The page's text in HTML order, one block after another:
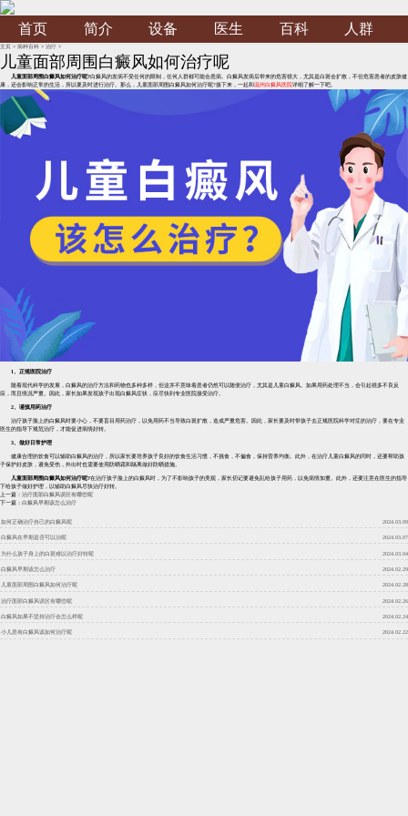
首页 简介 设备 医生 百科 人群
主页 > 病种百科 > 治疗 >
儿童面部周围白癜风如何治疗呢
儿童面部周围白癜风如何治疗呢?白癜风的发病不受任何的限制，任何人群都可能会患病。白癜风发病后带来的危害很大，尤其是白斑会扩散，不但危害患者的皮肤健
康，还会影响正常的生活，所以要及时进行治疗。那么，儿童面部周围白癜风如何治疗呢?接下来，一起和温州白癜风医院详细了解一下吧。
1、正规医院治疗
随着现代科学的发展，白癜风的治疗方法和药物也多种多样，但这并不意味着患者仍然可以随便治疗，尤其是儿童白癜风。如果用药处理不当，会引起很多不良反
应，而且情况严重。因此，家长如果发现孩子出现白癜风症状，应尽快到专业医院接受治疗。
2、谨慎用药治疗
治疗孩子脸上的白癜风时要小心，不要盲目用药治疗，以免用药不当导致白斑扩散，造成严重危害。因此，家长要及时带孩子去正规医院科学对症的治疗，要在专业
医生的指导下规范治疗，才能促进病情好转。
3、做好日常护理
健康合理的饮食可以辅助白癜风的治疗，所以家长要培养孩子良好的饮食生活习惯，不挑食，不偏食，保持营养均衡。此外，在治疗儿童白癜风的同时，还要帮助孩
子保护好皮肤，避免受伤，外出时也需要使用防晒霜和隔离做好防晒措施。
儿童面部周围白癜风如何治疗呢?在治疗孩子脸上的白癜风时，为了不影响孩子的美观，家长切记要避免乱给孩子用药，以免病情加重。此外，还要注意在医生的指导
下给孩子做好护理，以辅助白癜风尽快治疗好转。
上一篇： 治疗面部白癜风误区有哪些呢
下一篇： 白癜风早期该怎么治疗
如何正确治疗自己的白癜风呢 2024.03.09
白癜风在早期是否可以治呢 2024.03.07
为什么孩子身上的白斑难以治疗好转呢 2024.03.04
白癜风早期该怎么治疗 2024.02.29
儿童面部周围白癜风如何治疗呢 2024.02.28
治疗面部白癜风误区有哪些呢 2024.02.26
白癜风如果不坚持治疗会怎么样呢 2024.02.24
小儿患有白癜风该如何治疗呢 2024.02.22